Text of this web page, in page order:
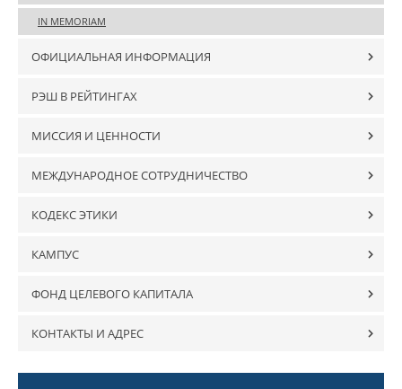
IN MEMORIAM
ОФИЦИАЛЬНАЯ ИНФОРМАЦИЯ
РЭШ В РЕЙТИНГАХ
МИССИЯ И ЦЕННОСТИ
МЕЖДУНАРОДНОЕ СОТРУДНИЧЕСТВО
КОДЕКС ЭТИКИ
КАМПУС
ФОНД ЦЕЛЕВОГО КАПИТАЛА
КОНТАКТЫ И АДРЕС